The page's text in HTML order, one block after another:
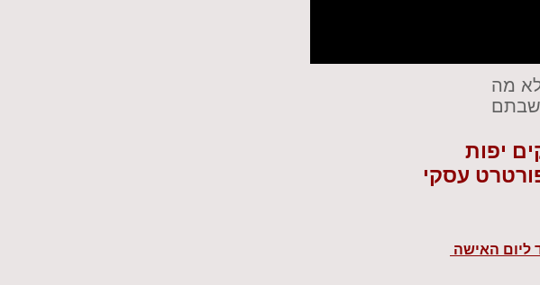
מה
עסקי
ליום האישה